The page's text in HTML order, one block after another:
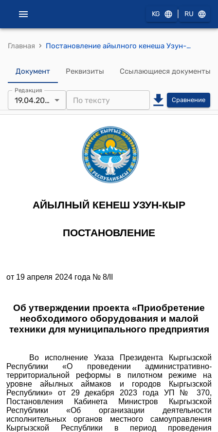
KG RU
Главная › Постановление айылного кенеша Узун-Кыр от 19 апреля 2024 года № 8/II "Об утверждении проекта «Приобретение необходимого оборудования и малой техники для муниципального предприятия"
Документ Реквизиты Ссылающиеся документы
Редакция
19.04.2024 Сравнение